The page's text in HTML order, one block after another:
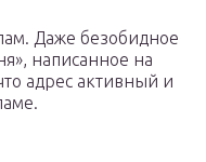
Даже безобидное
написанное на
адрес активный и